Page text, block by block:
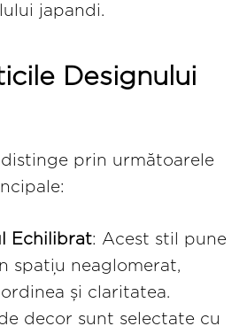
japandi.
Designului
prin următoarele
Echilibrat: Acest stil pune
spațiu neaglomerat,
și claritatea.
decor sunt selectate cu